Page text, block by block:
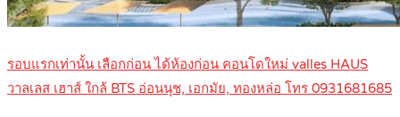
รอบแรกเท่านั้น เลือกก่อน ได้ห้องก่อน คอนโดใหม่ valles HAUS
วาลเลส เฮาส์ ใกล้ BTS อ่อนนุช, เอกมัย, ทองหล่อ โทร 0931681685